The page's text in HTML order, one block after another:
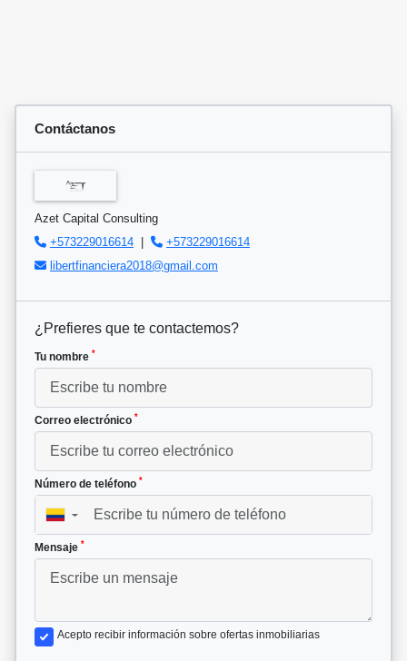
Contáctanos
Azet Capital Consulting
+573229016614 |
+573229016614
libertfinanciera2018@gmail.com
¿Prefieres que te contactemos?
Tu nombre *
Correo electrónico *
Número de teléfono *
▼
Mensaje *
Acepto recibir información sobre ofertas inmobiliarias